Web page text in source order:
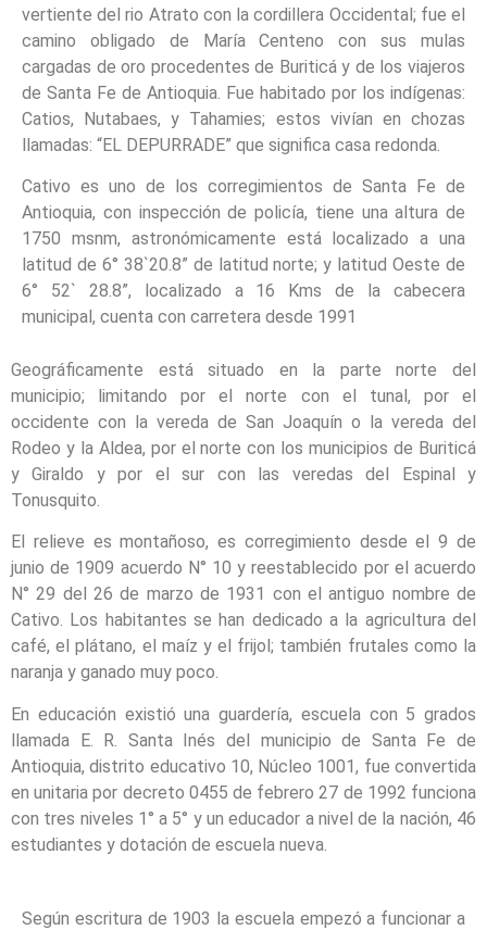
vertiente del rio Atrato con la cordillera Occidental; fue el
camino obligado de María Centeno con sus mulas
cargadas de oro procedentes de Buriticá y de los viajeros
de Santa Fe de Antioquia. Fue habitado por los indígenas:
Catios, Nutabaes, y Tahamies; estos vivían en chozas
llamadas: “EL DEPURRADE” que significa casa redonda.
Cativo es uno de los corregimientos de Santa Fe de
Antioquia, con inspección de policía, tiene una altura de
1750 msnm, astronómicamente está localizado a una
latitud de 6° 38`20.8” de latitud norte; y latitud Oeste de
6° 52` 28.8”, localizado a 16 Kms de la cabecera
municipal, cuenta con carretera desde 1991
Geográficamente está situado en la parte norte del
municipio; limitando por el norte con el tunal, por el
occidente con la vereda de San Joaquín o la vereda del
Rodeo y la Aldea, por el norte con los municipios de Buriticá
y Giraldo y por el sur con las veredas del Espinal y
Tonusquito.
El relieve es montañoso, es corregimiento desde el 9 de
junio de 1909 acuerdo N° 10 y reestablecido por el acuerdo
N° 29 del 26 de marzo de 1931 con el antiguo nombre de
Cativo. Los habitantes se han dedicado a la agricultura del
café, el plátano, el maíz y el frijol; también frutales como la
naranja y ganado muy poco.
En educación existió una guardería, escuela con 5 grados
llamada E. R. Santa Inés del municipio de Santa Fe de
Antioquia, distrito educativo 10, Núcleo 1001, fue convertida
en unitaria por decreto 0455 de febrero 27 de 1992 funciona
con tres niveles 1° a 5° y un educador a nivel de la nación, 46
estudiantes y dotación de escuela nueva.
Según escritura de 1903 la escuela empezó a funcionar a